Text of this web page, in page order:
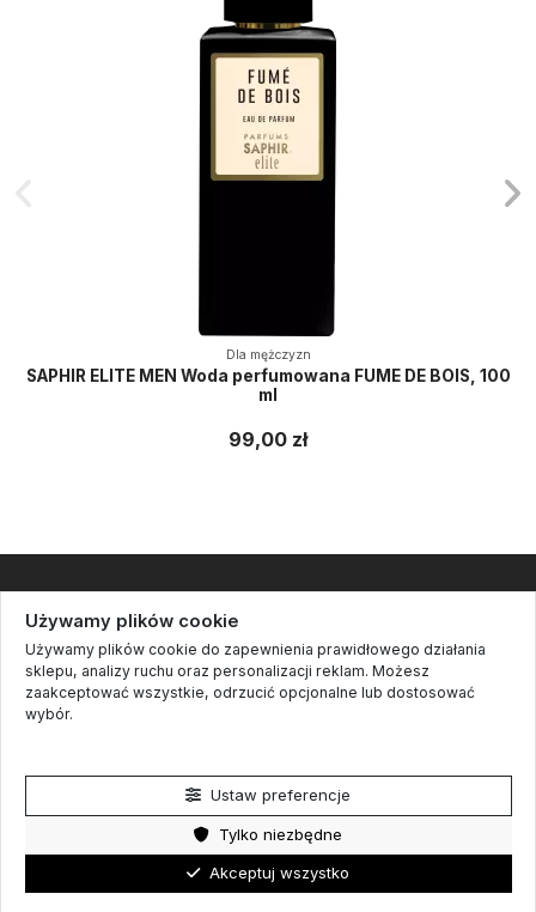
Dla mężczyzn
SAPHIR ELITE MEN Woda perfumowana FUME DE BOIS, 100
ml
99,00 zł
Kontakt
Cookie settings
Używamy plików cookie
Używamy plików cookie do zapewnienia prawidłowego działania
sklepu, analizy ruchu oraz personalizacji reklam. Możesz
zaakceptować wszystkie, odrzucić opcjonalne lub dostosować
wybór.
Ustaw preferencje
Tylko niezbędne
Akceptuj wszystko